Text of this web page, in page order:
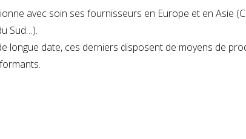
avec soin ses fournisseurs en Europe et en Asie
Sud…).
longue date, ces derniers disposent de moyens de